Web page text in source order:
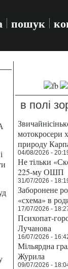
пошук
в полі
мотокросери
природу
04/08/2026 -
Не тільки
225-му ОШП
31/07/2026 -
Заборонене
«схема» в
17/07/2026 -
Психопат-
Лучанова
16/07/2026 -
Мільярдна
Журила
09/07/2026 -